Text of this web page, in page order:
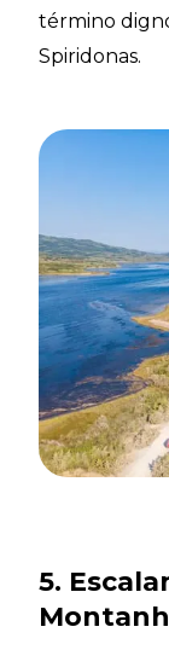
término
Spiridonas.
5.